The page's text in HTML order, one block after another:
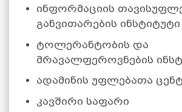
ინფორმაციის
განვითარების ინსტიტუტი
ტოლერანტობის და
მრავალფეროვნების
ადამინის უფლებათა
კავშირი საფარი